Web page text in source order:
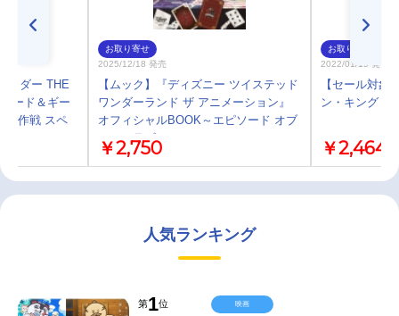
イダー THE
ード＆ギー
大作戦 スペ
お取り寄せ
2025/12/18 発売
【ムック】『ディズニー ツイステッド
ワンダーランド ザ アニメーション』
オフィシャルBOOK～エピソード オブ
ハーツラビュル～
￥2,750
お取り寄せ
2022/01/19 発売
【セール対象
ン・キング 3
￥2,464
人気ランキング
第1位 映画